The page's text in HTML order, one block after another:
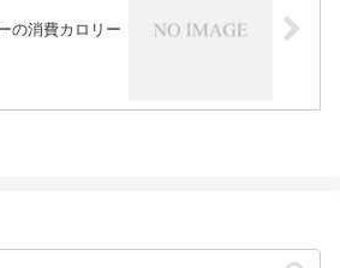
の消費カロリー